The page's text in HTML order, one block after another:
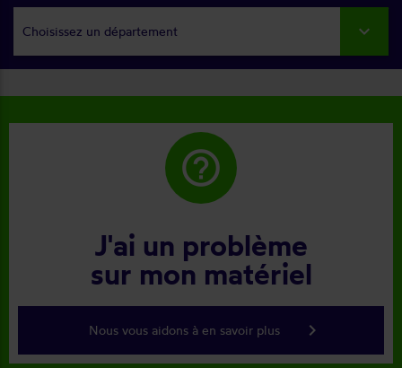
Choisissez un département
help_outline
J'ai un problème
sur mon matériel
Nous vous aidons à en savoir plus keyboard_arrow_right